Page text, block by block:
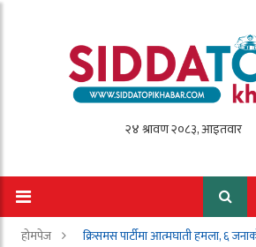
होमपेज क्रिसमस पार्टीमा आत्मघाती हमला, ६